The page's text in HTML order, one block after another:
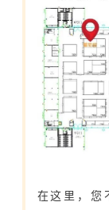
在这里，您